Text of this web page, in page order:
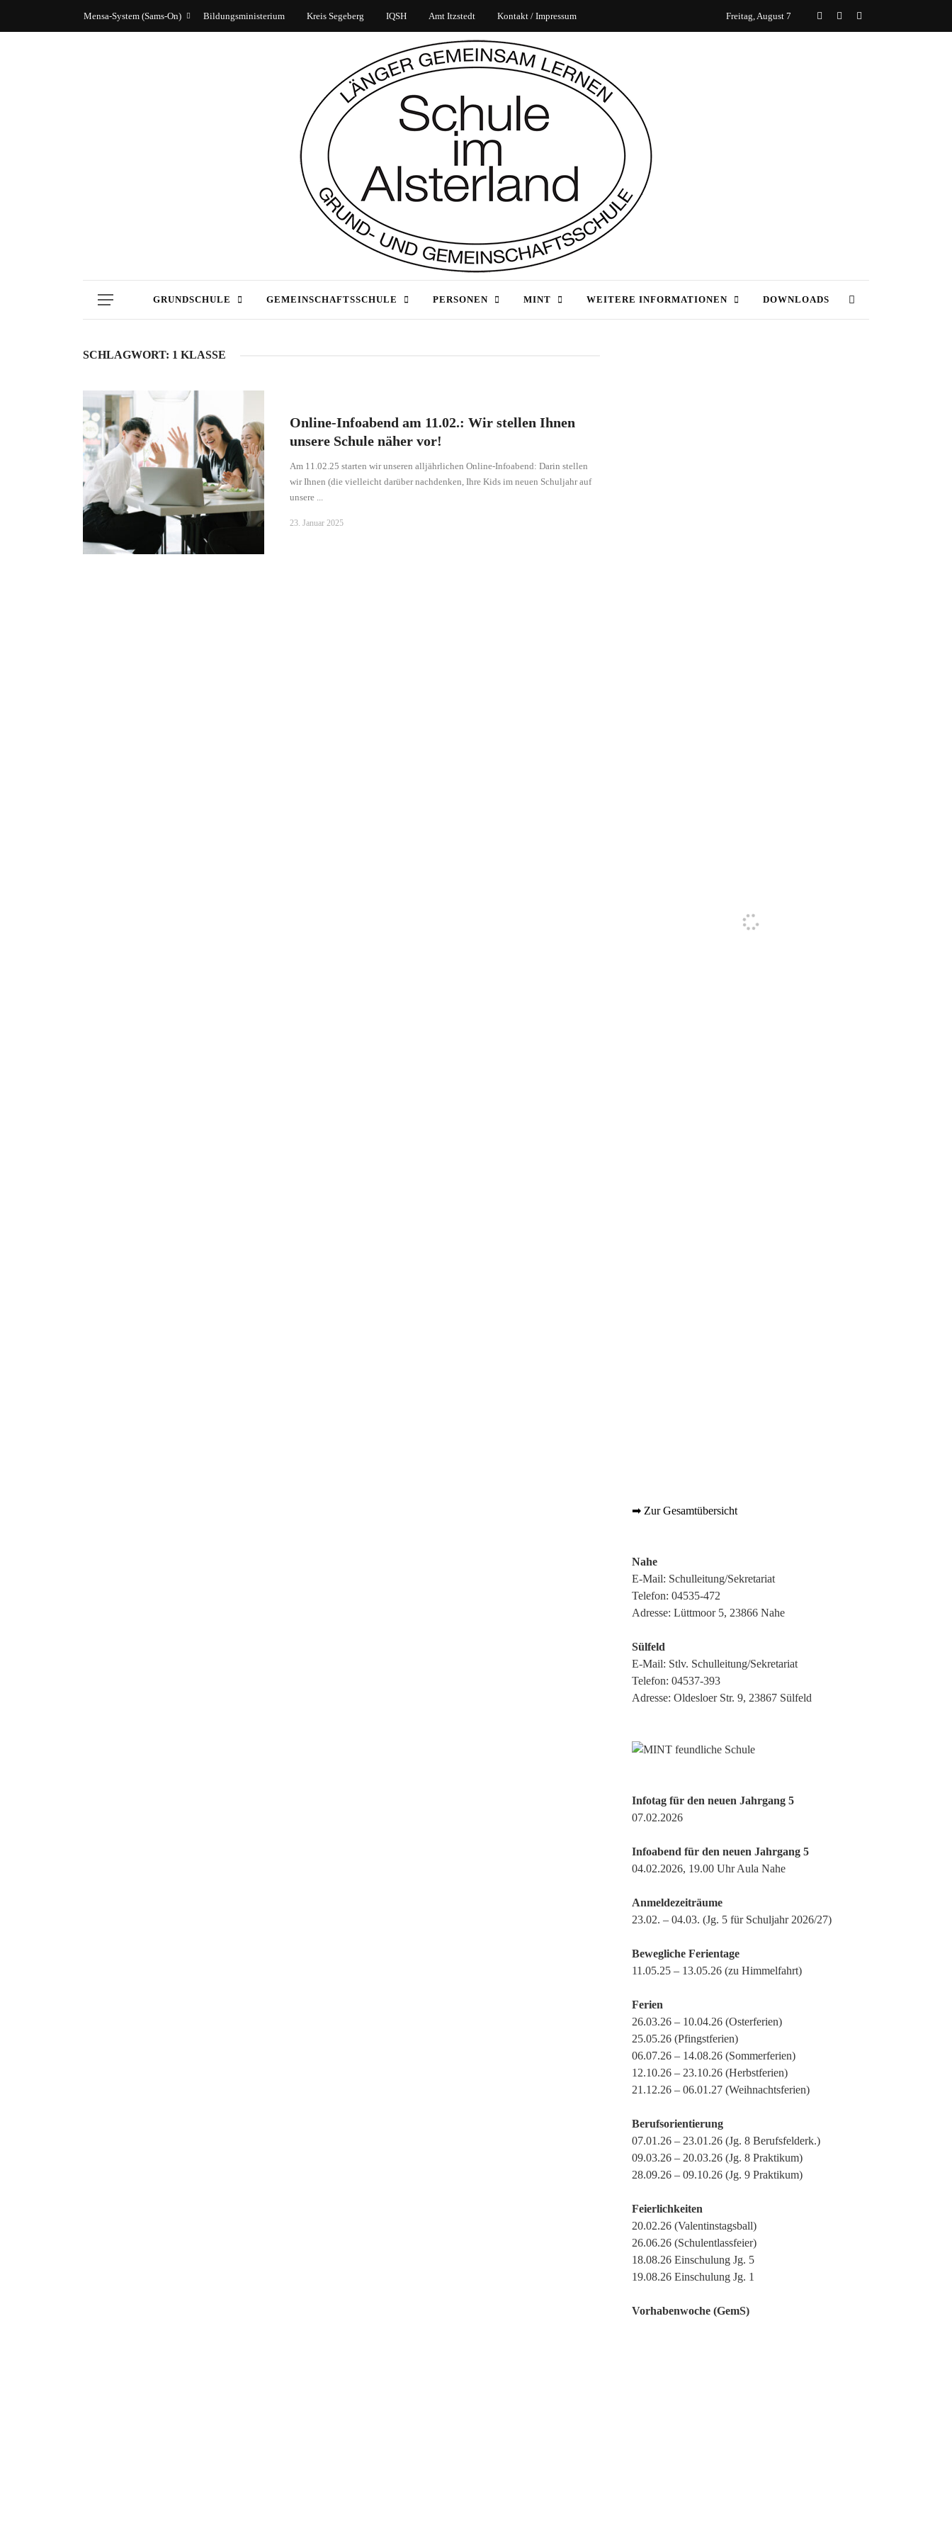
Mensa-System (Sams-On) Bildungsministerium Kreis Segeberg IQSH Amt Itzstedt Kontakt / Impressum Freitag, August 7
GRUNDSCHULE GEMEINSCHAFTSSCHULE PERSONEN MINT WEITERE INFORMATIONEN DOWNLOADS
SCHLAGWORT: 1 KLASSE
Online-Infoabend am 11.02.: Wir stellen Ihnen
unsere Schule näher vor!
Am 11.02.25 starten wir unseren alljährlichen Online-Infoabend: Darin stellen
wir Ihnen (die vielleicht darüber nachdenken, Ihre Kids im neuen Schuljahr auf
unsere ...
23. Januar 2025
➡ Zur Gesamtübersicht
Nahe
E-Mail: Schulleitung/Sekretariat
Telefon: 04535-472
Adresse: Lüttmoor 5, 23866 Nahe
Sülfeld
E-Mail: Stlv. Schulleitung/Sekretariat
Telefon: 04537-393
Adresse: Oldesloer Str. 9, 23867 Sülfeld
Infotag für den neuen Jahrgang 5
07.02.2026
Infoabend für den neuen Jahrgang 5
04.02.2026, 19.00 Uhr Aula Nahe
Anmeldezeiträume
23.02. – 04.03. (Jg. 5 für Schuljahr 2026/27)
Bewegliche Ferientage
11.05.25 – 13.05.26 (zu Himmelfahrt)
Ferien
26.03.26 – 10.04.26 (Osterferien)
25.05.26 (Pfingstferien)
06.07.26 – 14.08.26 (Sommerferien)
12.10.26 – 23.10.26 (Herbstferien)
21.12.26 – 06.01.27 (Weihnachtsferien)
Berufsorientierung
07.01.26 – 23.01.26 (Jg. 8 Berufsfelderk.)
09.03.26 – 20.03.26 (Jg. 8 Praktikum)
28.09.26 – 09.10.26 (Jg. 9 Praktikum)
Feierlichkeiten
20.02.26 (Valentinstagsball)
26.06.26 (Schulentlassfeier)
18.08.26 Einschulung Jg. 5
19.08.26 Einschulung Jg. 1
Vorhabenwoche (GemS)